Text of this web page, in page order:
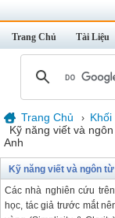
Trang Chủ Tài Liệu
Trang Chủ › Khối
Kỹ năng viết và
Anh
Kỹ năng viết và ngôn
Các nhà nghiên cứu
học, tác giả trước mắt